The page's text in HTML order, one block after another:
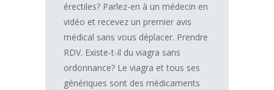
érectiles? Parlez-en à un médecin en
vidéo et recevez un premier avis
médical sans vous déplacer. Prendre
RDV. Existe-t-il du viagra sans
ordonnance? Le viagra et tous ses
génériques sont des médicaments